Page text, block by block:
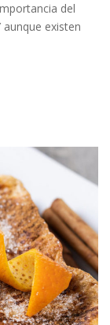
del
existen